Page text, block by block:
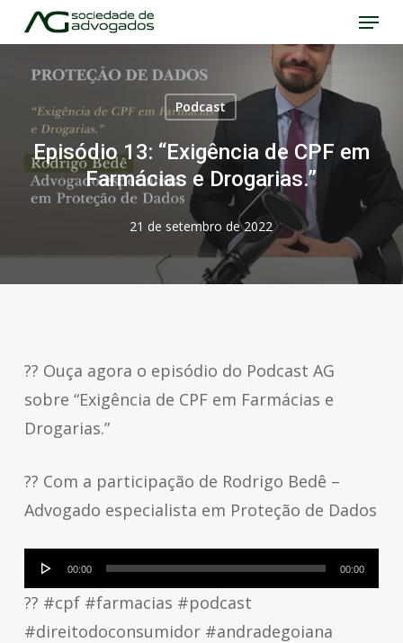
Skip
to
main
Menu
Podcast
Episódio 13: “Exigência de CPF em
Farmácias e Drogarias.”
21 de setembro de 2022
?? Ouça agora o episódio do Podcast AG
sobre “Exigência de CPF em Farmácias e
Drogarias.”
?? Com a participação de Rodrigo Bedê –
Advogado especialista em Proteção de Dados
Tocador
de
áudio
00:00 00:00
?? #cpf #farmacias #podcast
#direitodoconsumidor #andradegoiana